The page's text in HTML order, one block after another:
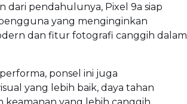
dari pendahulunya, Pixel 9a siap
yang menginginkan
dan fitur fotografi canggih dalam
ponsel ini juga
yang lebih baik, daya tahan